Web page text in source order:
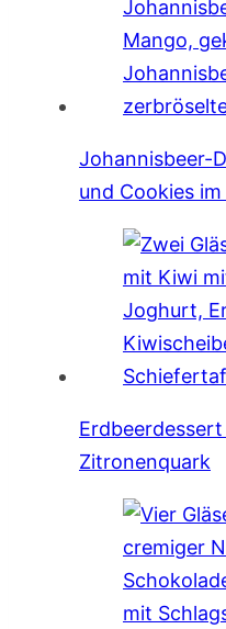
Johannisbeer-
und Cookies im
Zitronenquark